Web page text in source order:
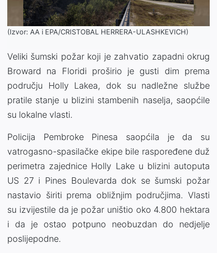
(Izvor: AA i EPA/CRISTOBAL HERRERA-ULASHKEVICH)
Veliki šumski požar koji je zahvatio zapadni okrug
Broward na Floridi proširio je gusti dim prema
području Holly Lakea, dok su nadležne službe
pratile stanje u blizini stambenih naselja, saopćile
su lokalne vlasti.
Policija Pembroke Pinesa saopćila je da su
vatrogasno-spasilačke ekipe bile raspoređene duž
perimetra zajednice Holly Lake u blizini autoputa
US 27 i Pines Boulevarda dok se šumski požar
nastavio širiti prema obližnjim područjima. Vlasti
su izvijestile da je požar uništio oko 4.800 hektara
i da je ostao potpuno neobuzdan do nedjelje
poslijepodne.